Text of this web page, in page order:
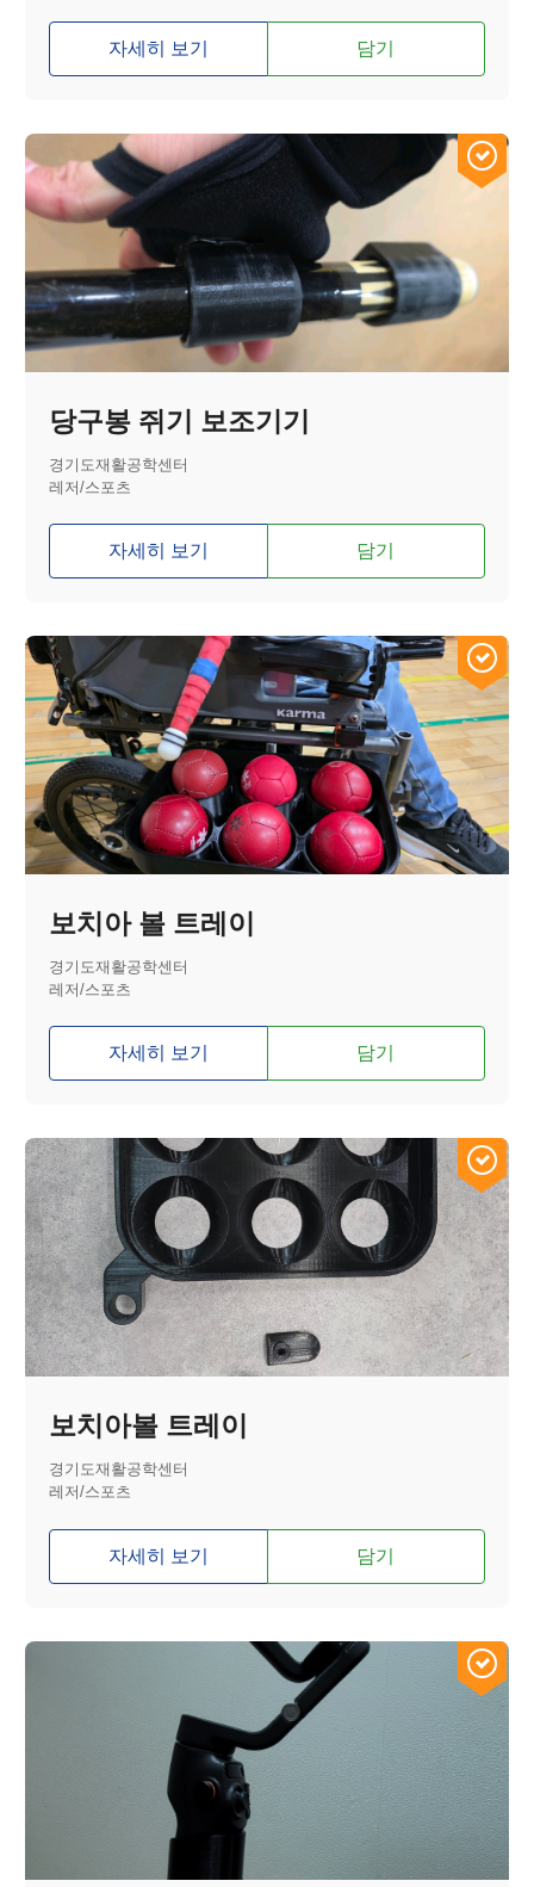
자세히 보기 담기
당구봉 쥐기 보조기기
경기도재활공학센터
레저/스포츠
자세히 보기 담기
보치아 볼 트레이
경기도재활공학센터
레저/스포츠
자세히 보기 담기
보치아볼 트레이
경기도재활공학센터
레저/스포츠
자세히 보기 담기